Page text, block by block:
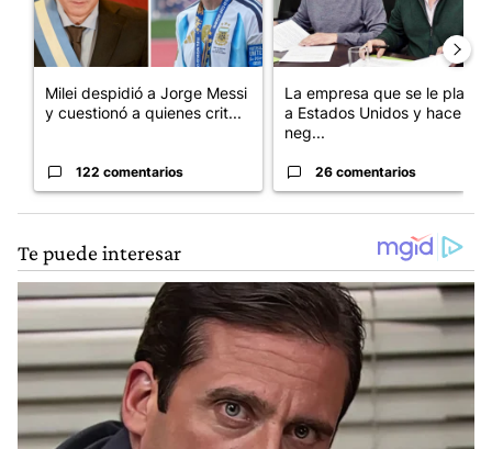
Milei despidió a Jorge Messi
y cuestionó a quienes crit...
122 comentarios
La empresa que se le plantó
a Estados Unidos y hace
neg...
26 comentarios